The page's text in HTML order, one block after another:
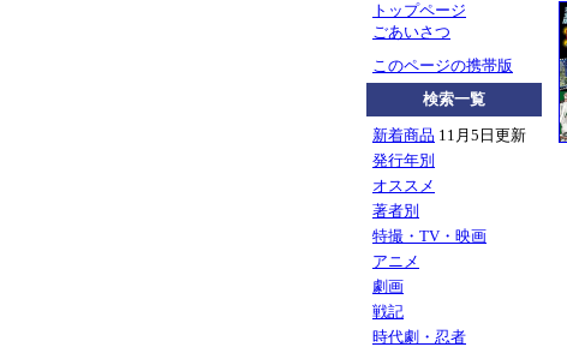
トップページ
ごあいさつ
このページの携帯版
検索一覧
新着商品 11月5日更新
発行年別
オススメ
著者別
特撮・TV・映画
アニメ
劇画
戦記
時代劇・忍者